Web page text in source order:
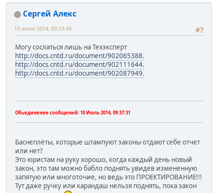
Сергей Алекс
#7
10 июля 2014, 09:33:48
Могу сослаться лишь на Техэксперт
http://docs.cntd.ru/document/902065388.
http://docs.cntd.ru/document/902111644.
http://docs.cntd.ru/document/902087949.
Обьединение сообщений: 10 Июль 2014, 09:37:31
Баснеплёты, которые штампуют законы отдают себе отчет
или нет?
Это юристам на руку хорошо, когда каждый день новый
закон, это там можно бабло поднять увидев измененную
запятую или многоточие, но ведь это ПРОЕКТИРОВАНИЕ!!!
Тут даже ручку или карандаш нельзя поднять, пока закон